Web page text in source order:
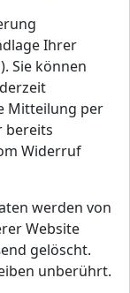
Ihrer
Sie können
Mitteilung per
bereits
Widerruf
werden von
Website
gelöscht.
unberührt.